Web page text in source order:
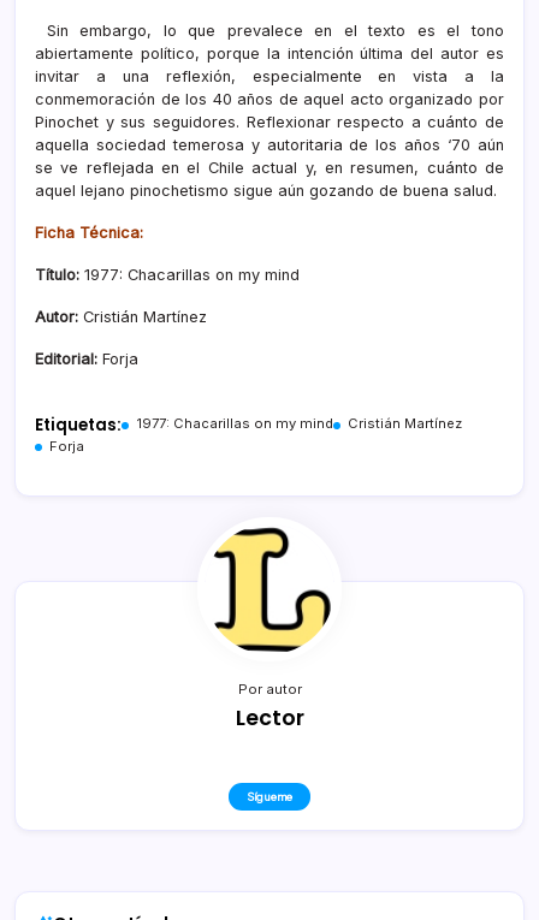
Sin embargo, lo que prevalece en el texto es el tono
abiertamente político, porque la intención última del autor es
invitar a una reflexión, especialmente en vista a la
conmemoración de los 40 años de aquel acto organizado por
Pinochet y sus seguidores. Reflexionar respecto a cuánto de
aquella sociedad temerosa y autoritaria de los años ‘70 aún
se ve reflejada en el Chile actual y, en resumen, cuánto de
aquel lejano pinochetismo sigue aún gozando de buena salud.
Ficha Técnica:
Título: 1977: Chacarillas on my mind
Autor: Cristián Martínez
Editorial: Forja
Etiquetas: 1977: Chacarillas on my mind
Cristián Martínez
Forja
Por autor
Lector
Sígueme